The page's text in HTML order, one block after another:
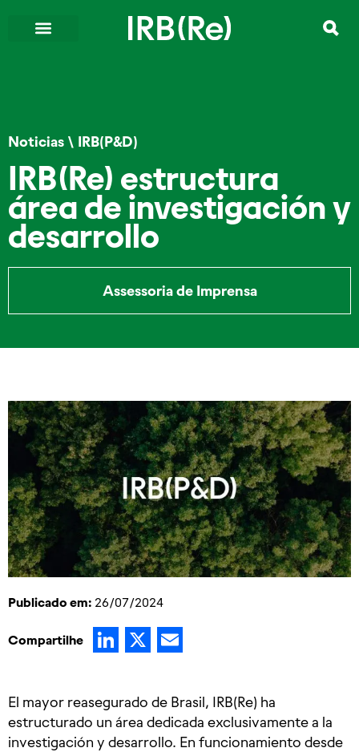
Noticias \ IRB(P&D)
IRB(Re) estructura
área de investigación y
desarrollo
Assessoria de Imprensa
Publicado em: 26/07/2024
Compartilhe LinkedIn
X
El mayor reasegurado de Brasil, IRB(Re) ha
estructurado un área dedicada exclusivamente a la
investigación y desarrollo. En funcionamiento desde